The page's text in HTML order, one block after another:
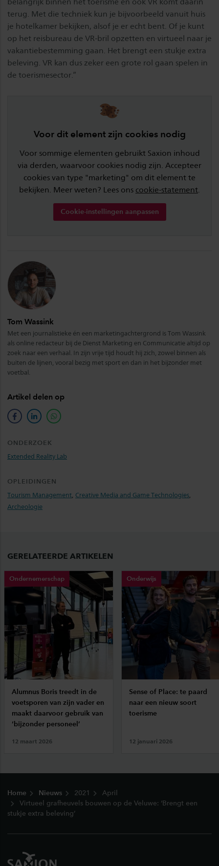
terug. Met die techniek kun je bijvoorbeeld vanuit huis
je hotelkamer bekijken, alsof je er echt bent. Of je kunt
op het reisbureau de VR-bril opzetten en virtueel naar je
vakantiebestemming gaan. Het brengt een stukje extra
beleving. VR kan dus zeker een grote rol gaan spelen in
de toerismesector.”
Voor dit element zijn cookies nodig
Voor sommige elementen gebruikt Saxion inhoud
via derden, waarvoor cookies nodig zijn. Accepteer
cookies van type "marketing" om dit element te
bekijken. Meer weten? Lees ons cookie-statement.
Cookie-instellingen aanpassen
Tom Wassink
Met een journalistieke én een marketingachtergrond is Tom Wassink
als online redacteur bij de Dienst Marketing en Communicatie altijd op
zoek naar een verhaal. In zijn vrije tijd houdt hij zich, zowel binnen als
buiten de lijnen, vooral bezig met sport en dan in het bijzonder met
voetbal.
Artikel delen op
facebooklinkedinwhatsapp
ONDERZOEK
Extended Reality Lab
OPLEIDINGEN
Tourism Management, Creative Media and Game Technologies,
Archeologie
GERELATEERDE ARTIKELEN
Ondernemerschap
Alumnus Boris treedt in de
voetsporen van zijn vader en
maakt daarvoor gebruik van
‘bijzonder personeel’
12 maart 2026
Onderwijs
Sense of Place: te paard
naar een nieuw soort
toerisme
12 januari 2026
Home Nieuws 2021
April
Virtueel grafheuvels bouwen op de Veluwe: ‘Brengt een
stukje extra beleving’